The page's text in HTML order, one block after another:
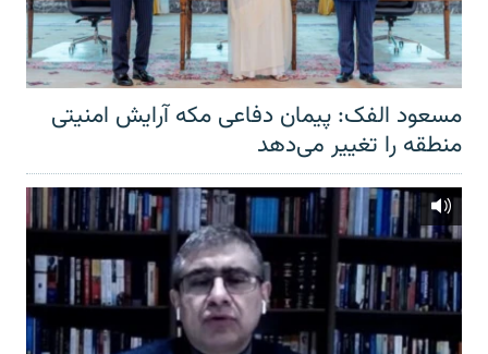
مسعود الفک: پیمان دفاعی مکه آرایش امنیتی
منطقه را تغییر می‌دهد